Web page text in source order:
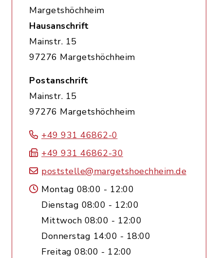
Margetshöchheim
Hausanschrift
Mainstr. 15
97276 Margetshöchheim
Postanschrift
Mainstr. 15
97276 Margetshöchheim
+49 931 46862-0
+49 931 46862-30
poststelle@margetshoechheim.de
Montag 08:00 - 12:00
Dienstag 08:00 - 12:00
Mittwoch 08:00 - 12:00
Donnerstag 14:00 - 18:00
Freitag 08:00 - 12:00